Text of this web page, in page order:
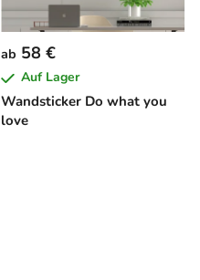
Wandsticker Do what you
love
ab 58 €
Auf Lager